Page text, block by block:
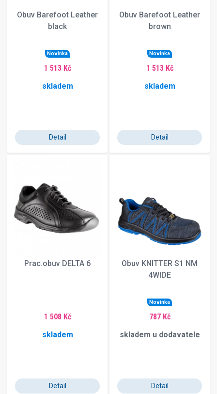
Obuv Barefoot Leather
black
Novinka
1 513 Kč
skladem
Detail
Obuv Barefoot Leather
brown
Novinka
1 513 Kč
skladem
Detail
Prac.obuv DELTA 6
1 508 Kč
skladem
Detail
Obuv KNITTER S1 NM
4WIDE
Novinka
787 Kč
skladem u dodavatele
Detail